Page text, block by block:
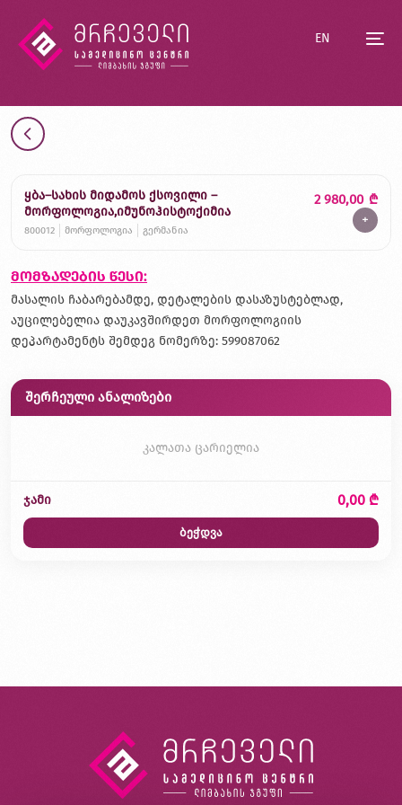
EN
ყბა–სახის მიდამოს ქსოვილი –
მორფოლოგია,იმუნოჰისტოქიმია
800012 მორფოლოგია გერმანია
2 980,00 ₾
+
მომზადების წესი:
მასალის ჩაბარებამდე, დეტალების დასაზუსტებლად,
აუცილებელია დაუკავშირდეთ მორფოლოგიის
დეპარტამენტს შემდეგ ნომერზე: 599087062
შერჩეული ანალიზები
კალათა ცარიელია
ჯამი 0,00 ₾
ბეჭდვა